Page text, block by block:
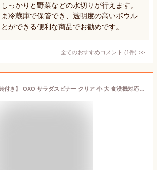
っかりと野菜などの水切りが行えます。
冷蔵庫で保管でき、透明度の高いボウル
ができる便利な商品でお勧めです。
全てのおすすめコメント (1件) >
【レビュー特典付き】 OXO サラダスピナー クリア 小 大 食洗機対応 野菜水切り器 （ オクソー 野菜水切りかご スピナー 手動 滑り止め付き ボウル コランダー 分解 下ごしらえ用品 時短 便利グッズ キッチンツール ）